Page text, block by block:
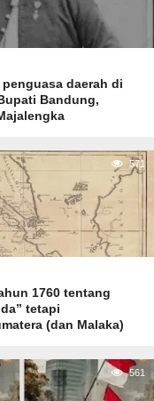
daerah di
Bandung,
571
1760 tentang
tetapi
(dan Malaka)
561